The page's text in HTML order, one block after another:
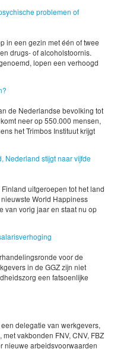
problemen of
in een gezin met één of twee
drugs- of alcoholstoornis.
lopen een verhoogd
de Nederlandse bevolking tot
neer op 550.000 mensen,
het Trimbos Instituut krijgt
Nederland stijgt naar vijfde
uitgeroepen tot het land
World Happiness
van vorig jaar en staat nu op
voor de
in de GGZ zijn niet
een fatsoenlijke
delegatie van werkgevers,
vakbonden FNV, CNV, FBZ
nieuwe arbeidsvoorwaarden